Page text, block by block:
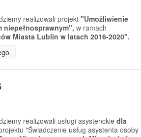
realizowali projekt "Umożliwienie
w ramach
Miasta Lublin w latach 2016-2020".
realizowali usługi asystenckie dla
"Świadczenie usług asystenta osoby